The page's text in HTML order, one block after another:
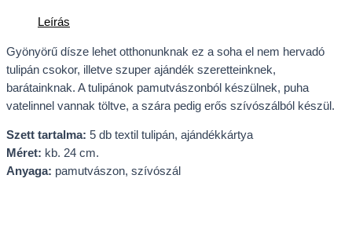
Leírás
Gyönyörű dísze lehet otthonunknak ez a soha el nem hervadó
tulipán csokor, illetve szuper ajándék szeretteinknek,
barátainknak. A tulipánok pamutvászonból készülnek, puha
vatelinnel vannak töltve, a szára pedig erős szívószálból készül.
Szett tartalma: 5 db textil tulipán, ajándékkártya
Méret: kb. 24 cm.
Anyaga: pamutvászon, szívószál